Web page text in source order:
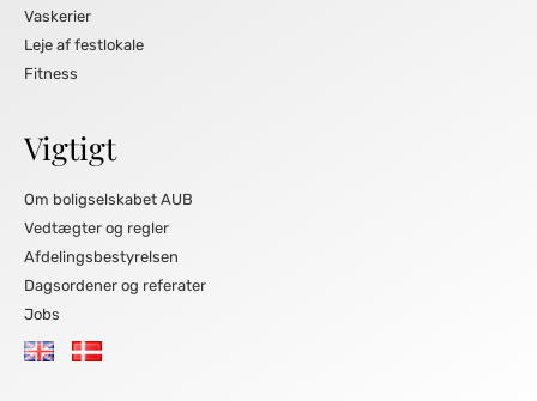
Vaskerier
Leje af festlokale
Fitness
Vigtigt
Om boligselskabet AUB
Vedtægter og regler
Afdelingsbestyrelsen
Dagsordener og referater
Jobs